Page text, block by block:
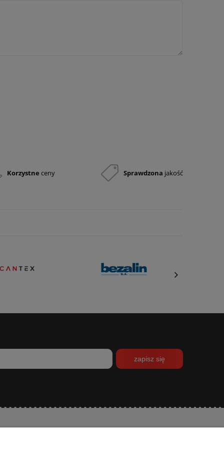
Korzystne ceny Sprawdzona jakość
zapisz się
INFORMACJE O NAS